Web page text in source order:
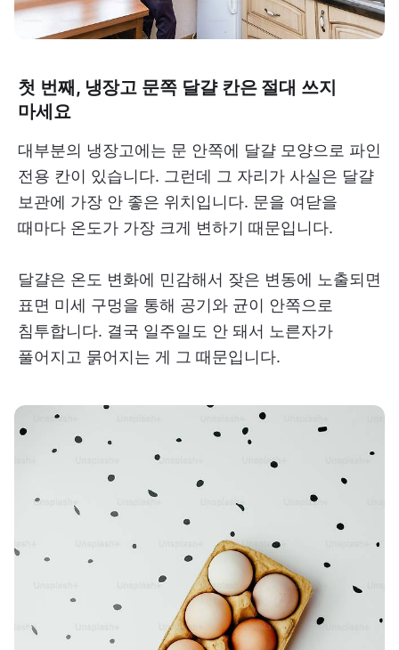
첫 번째, 냉장고 문쪽 달걀 칸은 절대 쓰지
마세요
대부분의 냉장고에는 문 안쪽에 달걀 모양으로 파인
전용 칸이 있습니다. 그런데 그 자리가 사실은 달걀
보관에 가장 안 좋은 위치입니다. 문을 여닫을
때마다 온도가 가장 크게 변하기 때문입니다.
달걀은 온도 변화에 민감해서 잦은 변동에 노출되면
표면 미세 구멍을 통해 공기와 균이 안쪽으로
침투합니다. 결국 일주일도 안 돼서 노른자가
풀어지고 묽어지는 게 그 때문입니다.